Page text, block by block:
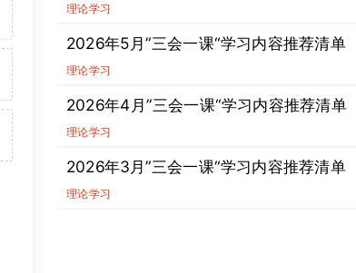
理论学习
2026年5月”三会一课“学习内容推荐清单
理论学习
2026年4月”三会一课“学习内容推荐清单
理论学习
2026年3月”三会一课“学习内容推荐清单
理论学习